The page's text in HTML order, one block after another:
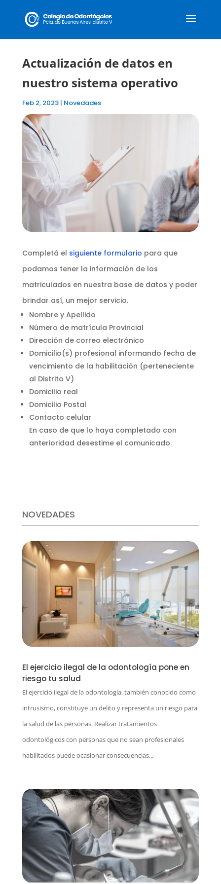
Actualización de datos en
nuestro sistema operativo
Feb 2, 2023| Novedades
Completá el siguiente formulario para que
podamos tener la información de los
matriculados en nuestra base de datos y poder
brindar así, un mejor servicio.
Nombre y Apellido
Número de matrícula Provincial
Dirección de correo electrónico
Domicilio(s) profesional informando fecha de
vencimiento de la habilitación (perteneciente
al Distrito V)
Domicilio real
Domicilio Postal
Contacto celular
En caso de que lo haya completado con
anterioridad desestime el comunicado.
NOVEDADES
El ejercicio ilegal de la odontología pone en
riesgo tu salud
El ejercicio ilegal de la odontología, también conocido como
intrusismo, constituye un delito y representa un riesgo para
la salud de las personas. Realizar tratamientos
odontológicos con personas que no sean profesionales
habilitados puede ocasionar consecuencias...